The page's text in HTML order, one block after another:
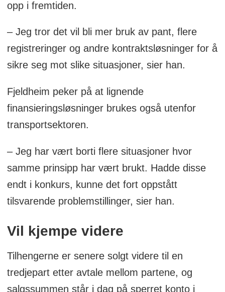
opp i fremtiden.
– Jeg tror det vil bli mer bruk av pant, flere
registreringer og andre kontraktsløsninger for å
sikre seg mot slike situasjoner, sier han.
Fjeldheim peker på at lignende
finansieringsløsninger brukes også utenfor
transportsektoren.
– Jeg har vært borti flere situasjoner hvor
samme prinsipp har vært brukt. Hadde disse
endt i konkurs, kunne det fort oppstått
tilsvarende problemstillinger, sier han.
Vil kjempe videre
Tilhengerne er senere solgt videre til en
tredjepart etter avtale mellom partene, og
salgssummen står i dag på sperret konto i